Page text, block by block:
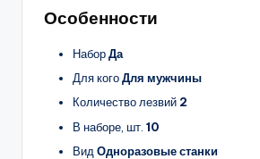
Особенности
НаборДа
Для когоДля мужчины
Количество лезвий 2
В наборе, шт. 10
Вид Одноразовые станки